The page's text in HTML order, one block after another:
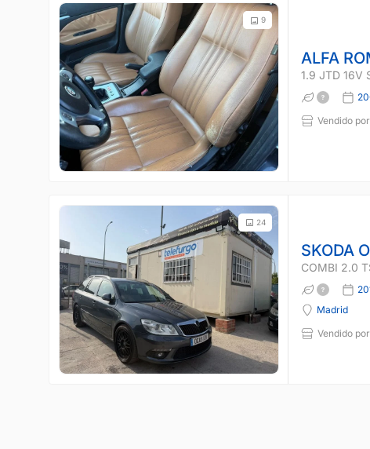
9
ALFA
1.9 JTD 16V
Vendido
24
SKODA
COMBI 2.0
Madrid
Vendido